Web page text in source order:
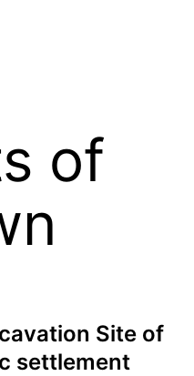
of
Site of
settlement